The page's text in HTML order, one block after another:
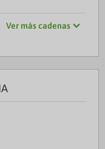
Ver más cadenas